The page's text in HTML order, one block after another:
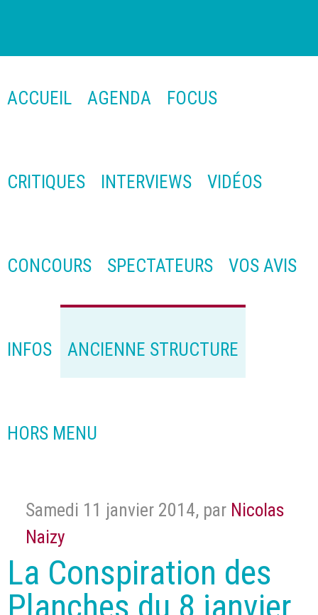
ACCUEIL AGENDA FOCUS
CRITIQUES INTERVIEWS VIDÉOS
CONCOURS SPECTATEURS VOS AVIS
INFOS ANCIENNE STRUCTURE
HORS MENU
Samedi 11 janvier 2014, par Nicolas
Naizy
La Conspiration des
Planches du 8 janvier